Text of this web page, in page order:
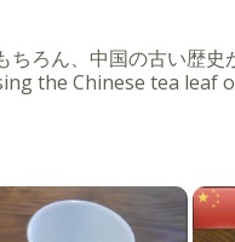
ちろん、中国の古い歴
the Chinese tea leaf